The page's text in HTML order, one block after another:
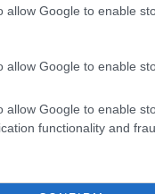
allow Google to enable
allow Google to enable
allow Google to enable
functionality and
Days. Gli utenti
dispositivi:
ROG Xbox Ally
ampio e per
iniziale.